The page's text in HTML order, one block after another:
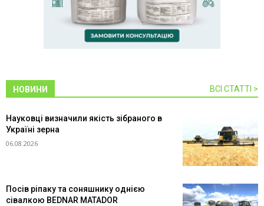
НОВИНИ ВСІ СТАТТІ >
Науковці визначили якість зібраного в
Україні зерна
06.08.2026
Посів ріпаку та соняшнику однією
сівалкою BEDNAR MATADOR